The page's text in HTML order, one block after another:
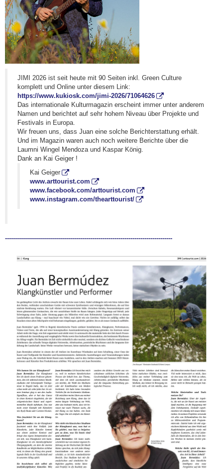
JIMI 2026 ist seit heute mit 90 Seiten inkl. Green Culture
komplett und Online unter diesem Link:
https://www.kukiosk.com/jimi-2026/71064626
Das internationale Kulturmagazin erscheint immer unter anderem
Namen und berichtet auf sehr hohem Niveau über Projekte und
Festivals in Europa.
Wir freuen uns, dass Juan eine solche Berichterstattung erhält.
Und im Magazin waren auch noch weitere Berichte über die
Laumni Wingel Mendoza und Kaspar König.
Dank an Kai Geiger !
Kai Geiger
www.arttourist.com
www.facebook.com/arttourist.com
www.instagram.com/thearttourist/
------------------------------------------------------------------------------------